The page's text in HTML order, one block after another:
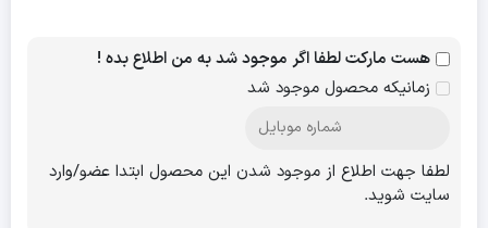
هست مارکت لطفا اگر موجود شد به من اطلاع بده !
زمانیکه محصول موجود شد
لطفا جهت اطلاع از موجود شدن این محصول ابتدا عضو/وارد
سایت شوید.